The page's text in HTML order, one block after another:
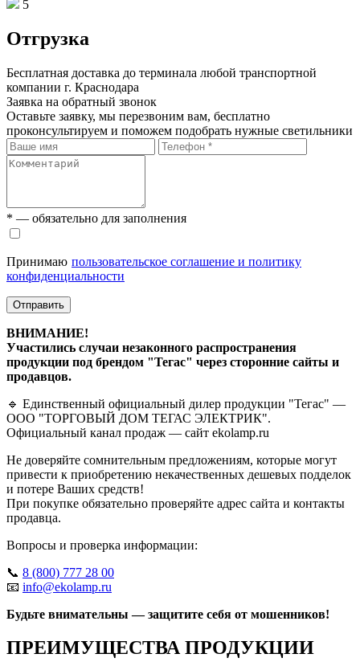
5
Отгрузка
Бесплатная доставка до терминала любой транспортной
компании г. Краснодара
Заявка на обратный звонок
Оставьте заявку, мы перезвоним вам, бесплатно
проконсультируем и поможем подобрать нужные светильники
* — обязательно для заполнения
Принимаю пользовательское соглашение и политику
конфиденциальности
Отправить
ВНИМАНИЕ!
Участились случаи незаконного распространения
продукции под брендом "Тегас" через сторонние сайты и
продавцов.
🔹 Единственный официальный дилер продукции "Тегас" —
ООО "ТОРГОВЫЙ ДОМ ТЕГАС ЭЛЕКТРИК".
Официальный канал продаж — сайт ekolamp.ru
Не доверяйте сомнительным предложениям, которые могут
привести к приобретению некачественных дешевых подделок
и потере Ваших средств!
При покупке обязательно проверяйте адрес сайта и контакты
продавца.
Вопросы и проверка информации:
📞 8 (800) 777 28 00
📧 info@ekolamp.ru
Будьте внимательны — защитите себя от мошенников!
ПРЕИМУЩЕСТВА ПРОДУКЦИИ